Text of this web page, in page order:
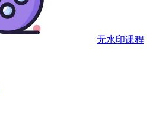
无水印课程